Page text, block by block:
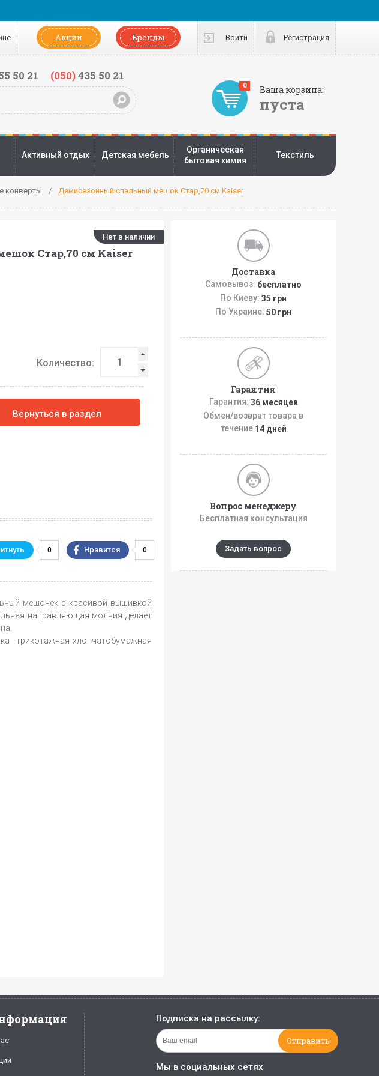
Войти Регистрация
Акции Бренды
Ваша корзина:
пуста
0
50 21 (050)435 50 21
Активный отдых Детская мебель
Органическая
бытовая химия
Текстиль
конверты Демисезонный спальный мешок Стар,70 см Kaiser
Нет в наличии
Стар,70 см Kaiser
Количество:
Вернуться в раздел
0 0
мешочек с красивой вышивкой
направляющая молния делает
трикотажная хлопчатобумажная
Доставка
Самовывоз: бесплатно
По Киеву: 35 грн
По Украине: 50 грн
Гарантия
Гарантия: 36 месяцев
Обмен/возврат товара в
течение 14 дней
Вопрос менеджеру
Бесплатная консультация
Задать вопрос
Подписка на рассылку:
Мы в социальных сетях